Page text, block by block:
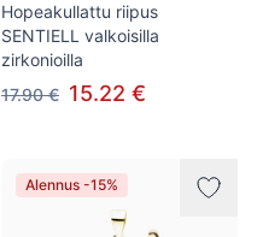
Hopeakullattu riipus
SENTIELL valkoisilla
zirkonioilla
17.90 € 15.22 €
Alennus -15%